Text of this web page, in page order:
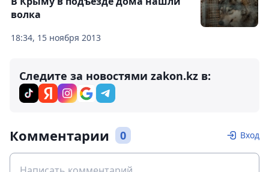
18:34, 15 ноября 2013
волка
Следите за новостями zakon.kz в:
Комментарии 0 Вход